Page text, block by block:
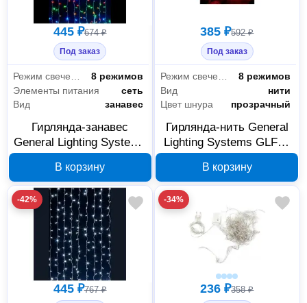
445 ₽674 ₽
Под заказ
8 режимов
Элементы питания
сеть
Вид
занавес
Гирлянда-занавес
General Lighting Systems
CR-RGB 530025
В корзину
385 ₽592 ₽
Под заказ
8 режимов
Вид
нити
Цвет шнура
прозрачный
Гирлянда-нить General
Lighting Systems GLFG-
530011
В корзину
-42%
445 ₽767 ₽
-34%
236 ₽358 ₽